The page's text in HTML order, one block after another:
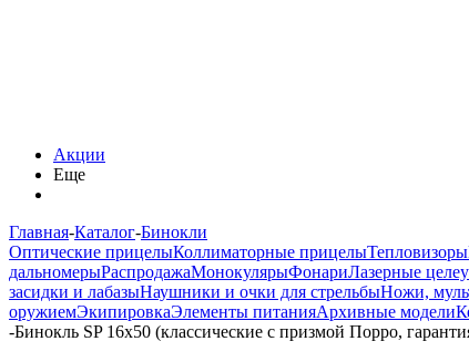
Акции
Еще
Главная-Каталог-Бинокли
Оптические прицелыКоллиматорные прицелыТепловизоры
дальномерыРаспродажаМонокулярыФонариЛазерные
засидки и лабазыНаушники и очки для стрельбыНожи,
оружиемЭкипировкаЭлементы питанияАрхивные модели
-Бинокль SP 16x50 (классические с призмой Порро,